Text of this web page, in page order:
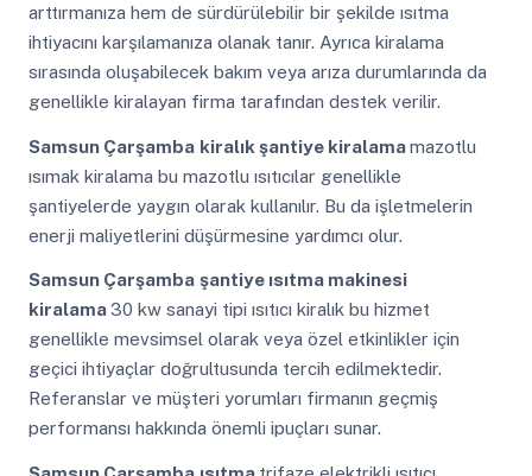
arttırmanıza hem de sürdürülebilir bir şekilde ısıtma
ihtiyacını karşılamanıza olanak tanır. Ayrıca kiralama
sırasında oluşabilecek bakım veya arıza durumlarında da
genellikle kiralayan firma tarafından destek verilir.
Samsun Çarşamba kiralık şantiye kiralamamazotlu
ısımak kiralama bu mazotlu ısıtıcılar genellikle
şantiyelerde yaygın olarak kullanılır. Bu da işletmelerin
enerji maliyetlerini düşürmesine yardımcı olur.
Samsun Çarşamba şantiye ısıtma makinesi
kiralama30 kw sanayi tipi ısıtıcı kiralık bu hizmet
genellikle mevsimsel olarak veya özel etkinlikler için
geçici ihtiyaçlar doğrultusunda tercih edilmektedir.
Referanslar ve müşteri yorumları firmanın geçmiş
performansı hakkında önemli ipuçları sunar.